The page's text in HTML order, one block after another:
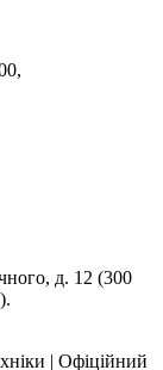
д. 12 (300
| Офіційний